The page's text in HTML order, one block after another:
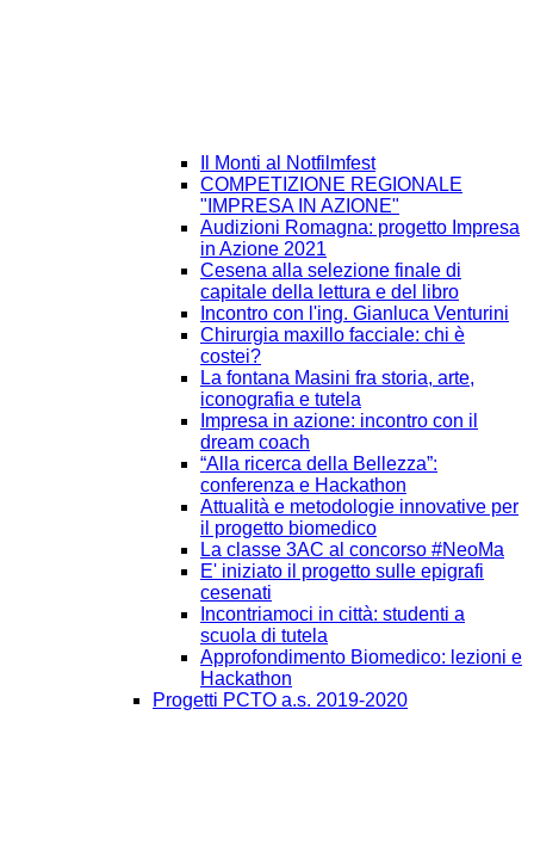
Il Monti al Notfilmfest
COMPETIZIONE REGIONALE
"IMPRESA IN AZIONE"
Audizioni Romagna: progetto Impresa
in Azione 2021
Cesena alla selezione finale di
capitale della lettura e del libro
Incontro con l'ing. Gianluca Venturini
Chirurgia maxillo facciale: chi è
costei?
La fontana Masini fra storia, arte,
iconografia e tutela
Impresa in azione: incontro con il
dream coach
“Alla ricerca della Bellezza”:
conferenza e Hackathon
Attualità e metodologie innovative per
il progetto biomedico
La classe 3AC al concorso #NeoMa
E' iniziato il progetto sulle epigrafi
cesenati
Incontriamoci in città: studenti a
scuola di tutela
Approfondimento Biomedico: lezioni e
Hackathon
Progetti PCTO a.s. 2019-2020